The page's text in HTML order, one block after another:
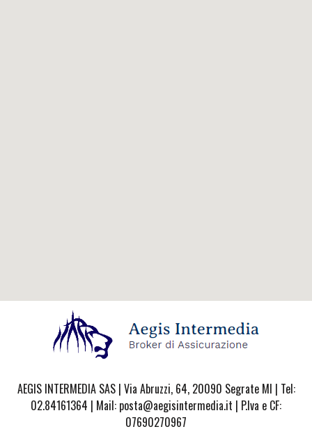
AEGIS INTERMEDIA SAS | Via Abruzzi, 64, 20090 Segrate MI | Tel:
02.84161364 | Mail: posta@aegisintermedia.it | P.Iva e CF:
07690270967